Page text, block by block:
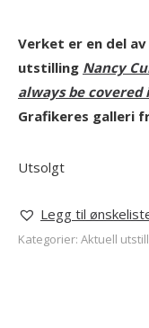
Verket er en del
utstilling Nancy
always be
Grafikeres galleri
Utsolgt
Legg til
Kategorier: Aktuell